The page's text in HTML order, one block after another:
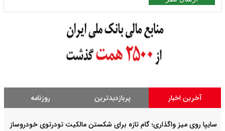
آخرین اخبار پربازدیدترین روزنامه
سایپا روی میز واگذاری؛ گام تازه برای شکستن مالکیت تودرتوی خودروساز